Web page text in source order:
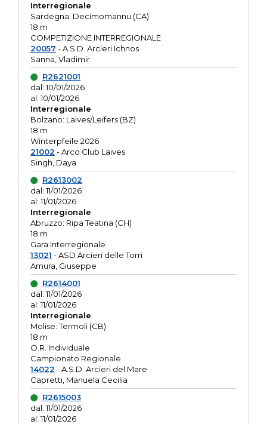
Interregionale
Sardegna: Decimomannu (CA)
18 m
COMPETIZIONE INTERREGIONALE
20057 - A.S.D. Arcieri Ichnos
Sanna, Vladimir
R2621001
dal: 10/01/2026
al: 10/01/2026
Interregionale
Bolzano: Laives/Leifers (BZ)
18 m
Winterpfeile 2026
21002 - Arco Club Laives
Singh, Daya
R2613002
dal: 11/01/2026
al: 11/01/2026
Interregionale
Abruzzo: Ripa Teatina (CH)
18 m
Gara Interregionale
13021 - ASD Arcieri delle Torri
Amura, Giuseppe
R2614001
dal: 11/01/2026
al: 11/01/2026
Interregionale
Molise: Termoli (CB)
18 m
O.R. Individuale
Campionato Regionale
14022 - A.S.D. Arcieri del Mare
Capretti, Manuela Cecilia
R2615003
dal: 11/01/2026
al: 11/01/2026